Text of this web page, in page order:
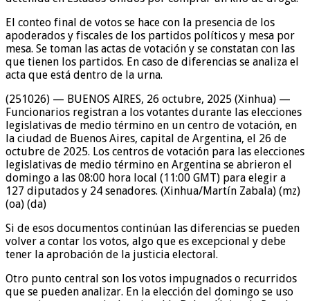
El conteo final de votos se hace con la presencia de los
apoderados y fiscales de los partidos políticos y mesa por
mesa. Se toman las actas de votación y se constatan con las
que tienen los partidos. En caso de diferencias se analiza el
acta que está dentro de la urna.
(251026) — BUENOS AIRES, 26 octubre, 2025 (Xinhua) —
Funcionarios registran a los votantes durante las elecciones
legislativas de medio término en un centro de votación, en
la ciudad de Buenos Aires, capital de Argentina, el 26 de
octubre de 2025. Los centros de votación para las elecciones
legislativas de medio término en Argentina se abrieron el
domingo a las 08:00 hora local (11:00 GMT) para elegir a
127 diputados y 24 senadores. (Xinhua/Martín Zabala) (mz)
(oa) (da)
Si de esos documentos continúan las diferencias se pueden
volver a contar los votos, algo que es excepcional y debe
tener la aprobación de la justicia electoral.
Otro punto central son los votos impugnados o recurridos
que se pueden analizar. En la elección del domingo se uso